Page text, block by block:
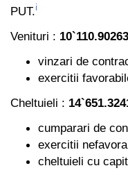
PUT.i
Venituri :
vinzari de
exercitii
Cheltuieli :
cumparari de
exercitii
cheltuieli cu